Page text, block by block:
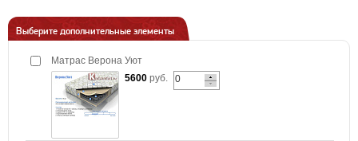
Выберите дополнительные элементы
Матрас Верона Уют
5600 руб.